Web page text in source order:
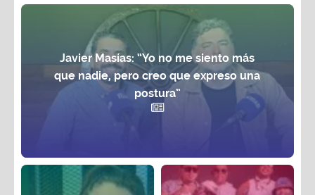
Javier Masías: “Yo no me siento más
que nadie, pero creo que expreso una
postura”